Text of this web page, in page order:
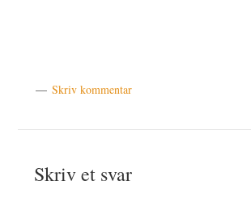
Skriv kommentar
Skriv et svar